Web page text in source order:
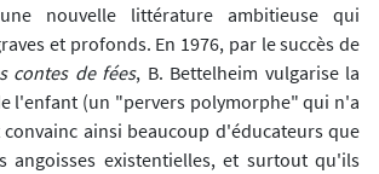
nouvelle littérature ambitieuse qui
et profonds. En 1976, par le succès de
contes de fées, B. Bettelheim vulgarise la
l'enfant (un "pervers polymorphe" qui n'a
ainsi beaucoup d'éducateurs que
angoisses existentielles, et surtout qu'ils